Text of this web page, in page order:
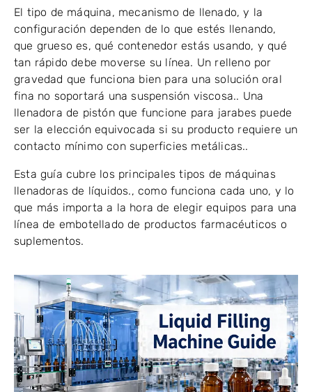
El tipo de máquina, mecanismo de llenado, y la
configuración dependen de lo que estés llenando,
que grueso es, qué contenedor estás usando, y qué
tan rápido debe moverse su línea. Un relleno por
gravedad que funciona bien para una solución oral
fina no soportará una suspensión viscosa.. Una
llenadora de pistón que funcione para jarabes puede
ser la elección equivocada si su producto requiere un
contacto mínimo con superficies metálicas..
Esta guía cubre los principales tipos de máquinas
llenadoras de líquidos., como funciona cada uno, y lo
que más importa a la hora de elegir equipos para una
línea de embotellado de productos farmacéuticos o
suplementos.